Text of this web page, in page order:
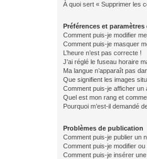
À quoi sert « Supprimer les
Préférences et
Comment puis-je modifier
Comment puis-je masquer
L’heure n’est pas correcte !
J’ai réglé le fuseau horaire
Ma langue n’apparaît pas
Que signifient les images
Comment puis-je afficher un
Quel est mon rang et
Pourquoi m’est-il demandé
Problèmes de publication
Comment puis-je publier un
Comment puis-je modifier
Comment puis-je insérer